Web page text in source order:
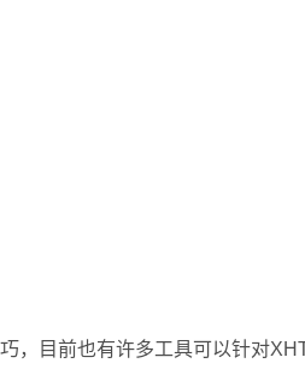
目前也有许多工具可以针对